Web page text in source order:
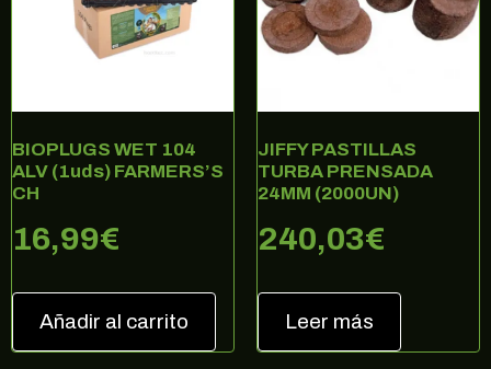
BIOPLUGS WET 104
ALV (1uds) FARMERS’S
CH
16,99€
Añadir al carrito
JIFFY PASTILLAS
TURBA PRENSADA
24MM (2000UN)
240,03€
Leer más
Regístrate en nuestra newsletter para estar
al corriente de ofertas exclusivas, noticias,
SUSCRIBIRME
no, gracias